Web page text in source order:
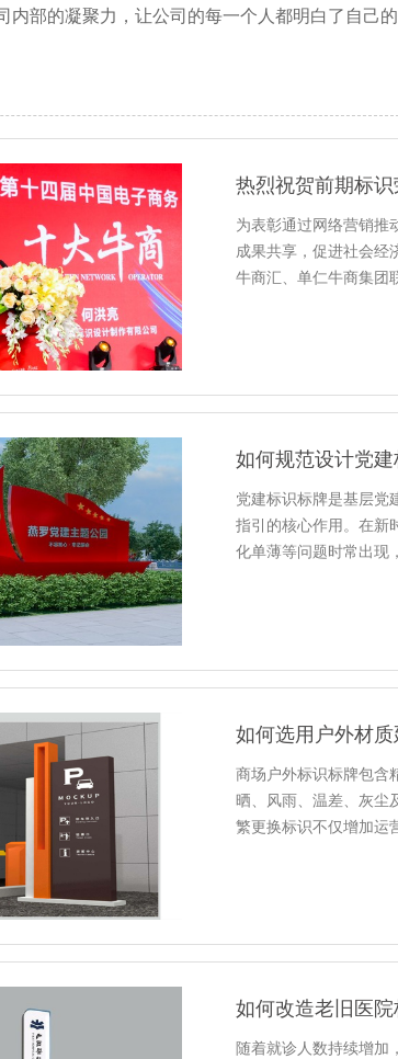
内部的凝聚力，让公司的每一个人都明白了自己
热烈祝贺前期标识
为表彰通过网络营销推
成果共享，促进社会经
牛商汇、单仁牛商集团
如何规范设计党
党建标识标牌是基层党
指引的核心作用。在新
化单薄等问题时常出现
如何选用户外材
商场户外标识标牌包含
晒、风雨、温差、灰尘
繁更换标识不仅增加运
如何改造老旧医
随着就诊人数持续增加